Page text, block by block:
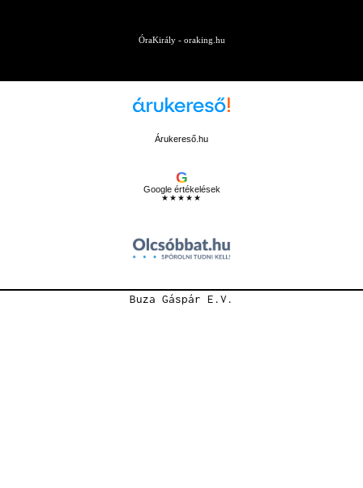
ÓraKirály - oraking.hu
Árukereső.hu
G
Google értékelések
★★★★★
Buza Gáspár E.V.